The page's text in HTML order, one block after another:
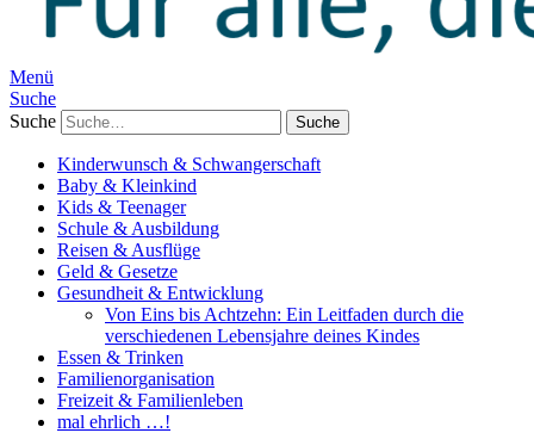
Menü
Suche
Suche
Kinderwunsch & Schwangerschaft
Baby & Kleinkind
Kids & Teenager
Schule & Ausbildung
Reisen & Ausflüge
Geld & Gesetze
Gesundheit & Entwicklung
Von Eins bis Achtzehn: Ein Leitfaden durch die
verschiedenen Lebensjahre deines Kindes
Essen & Trinken
Familienorganisation
Freizeit & Familienleben
mal ehrlich …!